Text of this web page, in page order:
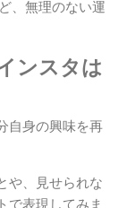
、無理のない運
ンスタは
自身の興味を再
や、見せられな
で表現してみま